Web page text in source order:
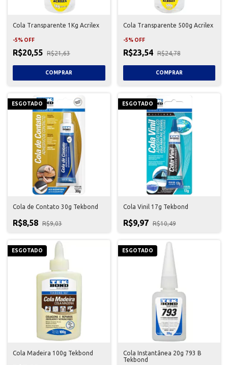
Cola Transparente 1Kg Acrilex
-5% OFF
R$20,55 R$21,63
Cola Transparente 500g Acrilex
-5% OFF
R$23,54 R$24,78
ESGOTADO
Cola de Contato 30g Tekbond
R$8,58 R$9,03
ESGOTADO
Cola Vinil 17g Tekbond
R$9,97 R$10,49
ESGOTADO
Cola Madeira 100g Tekbond
ESGOTADO
Cola Instantânea 20g 793 B
Tekbond